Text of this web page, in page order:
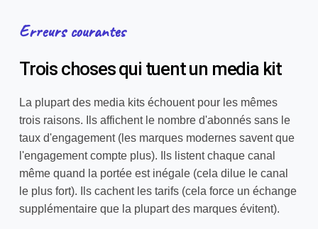
Erreurs courantes
Trois choses qui tuent un media kit
La plupart des media kits échouent pour les mêmes
trois raisons. Ils affichent le nombre d'abonnés sans le
taux d'engagement (les marques modernes savent que
l'engagement compte plus). Ils listent chaque canal
même quand la portée est inégale (cela dilue le canal
le plus fort). Ils cachent les tarifs (cela force un échange
supplémentaire que la plupart des marques évitent).